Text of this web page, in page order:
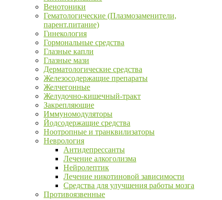
Венотоники
Гематологические (Плазмозаменители,
парент.питание)
Гинекология
Гормональные средства
Глазные капли
Глазные мази
Дерматологические средства
Железосодержащие препараты
Желчегонные
Желудочно-кишечный-тракт
Закрепляющие
Иммуномодуляторы
Йодсодержащие средства
Ноотропные и транквилизаторы
Неврология
Антидепрессанты
Лечение алкоголизма
Нейролептик
Лечение никотиновой зависимости
Средства для улучшения работы мозга
Противоязвенные